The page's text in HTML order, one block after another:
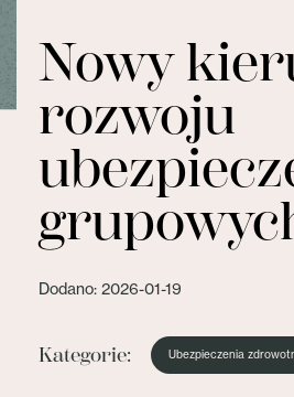
Nowy
rozwoju
Dodano: 2026-01-19
Kategorie: Ubezpieczenia